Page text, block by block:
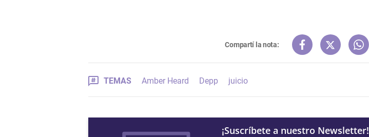
Compartí la nota:
TEMAS Amber Heard Depp juicio
¡Suscríbete a nuestro Newsletter!